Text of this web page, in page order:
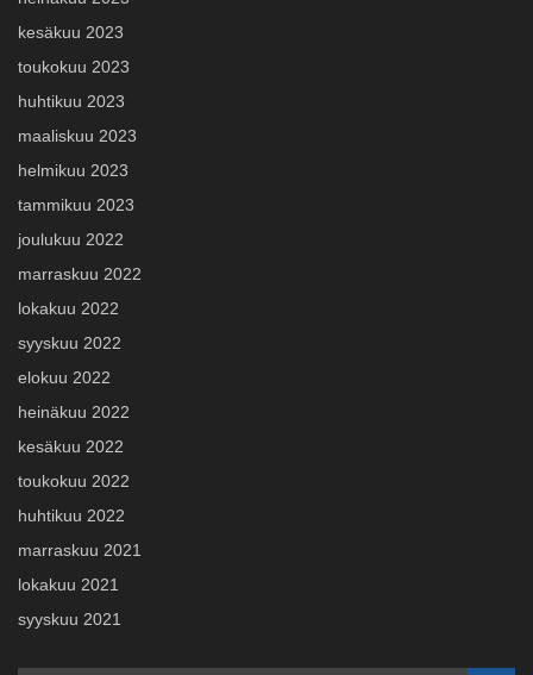
kesäkuu 2023
toukokuu 2023
huhtikuu 2023
maaliskuu 2023
helmikuu 2023
tammikuu 2023
joulukuu 2022
marraskuu 2022
lokakuu 2022
syyskuu 2022
elokuu 2022
heinäkuu 2022
kesäkuu 2022
toukokuu 2022
huhtikuu 2022
marraskuu 2021
lokakuu 2021
syyskuu 2021